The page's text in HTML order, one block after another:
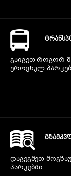
გაიგეთ როგორ
ეროვნულ
დაგეგმეთ
პარკებში.